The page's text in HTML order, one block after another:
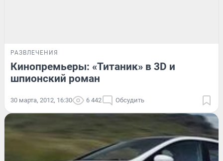
РАЗВЛЕЧЕНИЯ
Кинопремьеры: «Титаник» в 3D и
шпионский роман
30 марта, 2012, 16:30 6 442 Обсудить